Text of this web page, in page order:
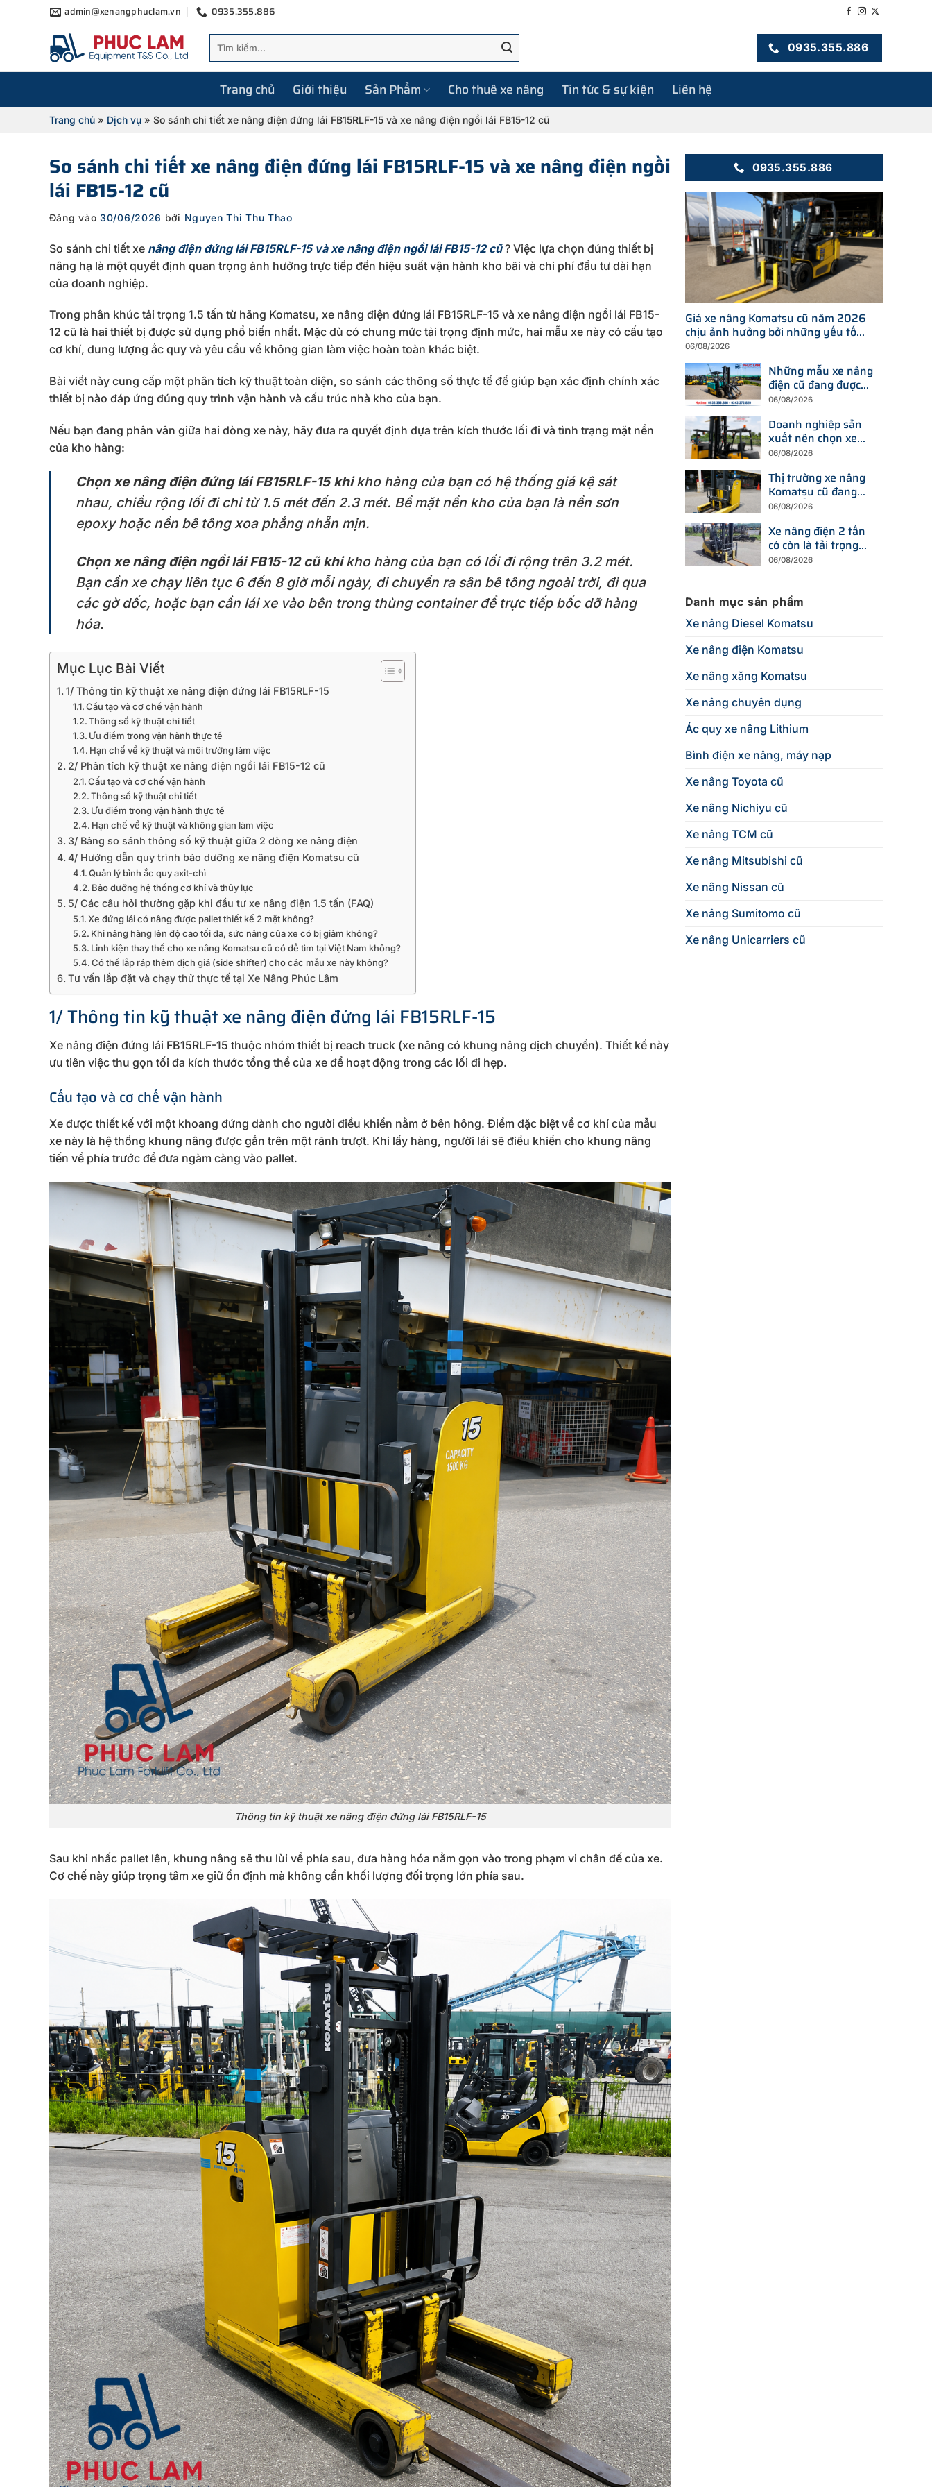
qua
admin@xenangphuclam.vn 0935.355.886
kiếm:
0935.355.886
Trang chủ Giới thiệu Sản Phẩm Cho thuê xe nâng Tin tức & sự kiện Liên hệ
Trang chủ» Dịch vụ» So sánh chi tiết xe nâng điện đứng lái FB15RLF-15 và xe nâng điện ngồi lái FB15-12 cũ
So sánh chi tiết xe nâng điện đứng lái FB15RLF-15 và xe nâng điện ngồi
lái FB15-12 cũ
Đăng vào30/06/2026 bởi Nguyen Thi Thu Thao
So sánh chi tiết xe nâng điện đứng lái FB15RLF-15 và xe nâng điện ngồi lái FB15-12 cũ? Việc lựa chọn đúng thiết bị
nâng hạ là một quyết định quan trọng ảnh hưởng trực tiếp đến hiệu suất vận hành kho bãi và chi phí đầu tư dài hạn
của doanh nghiệp.
Trong phân khúc tải trọng 1.5 tấn từ hãng Komatsu, xe nâng điện đứng lái FB15RLF-15 và xe nâng điện ngồi lái FB15-
12 cũ là hai thiết bị được sử dụng phổ biến nhất. Mặc dù có chung mức tải trọng định mức, hai mẫu xe này có cấu tạo
cơ khí, dung lượng ắc quy và yêu cầu về không gian làm việc hoàn toàn khác biệt.
Bài viết này cung cấp một phân tích kỹ thuật toàn diện, so sánh các thông số thực tế để giúp bạn xác định chính xác
thiết bị nào đáp ứng đúng quy trình vận hành và cấu trúc nhà kho của bạn.
Nếu bạn đang phân vân giữa hai dòng xe này, hãy đưa ra quyết định dựa trên kích thước lối đi và tình trạng mặt nền
của kho hàng:
Chọn xe nâng điện đứng lái FB15RLF-15 khikho hàng của bạn có hệ thống giá kệ sát
nhau, chiều rộng lối đi chỉ từ 1.5 mét đến 2.3 mét. Bề mặt nền kho của bạn là nền sơn
epoxy hoặc nền bê tông xoa phẳng nhẵn mịn.
Chọn xe nâng điện ngồi lái FB15-12 cũ khikho hàng của bạn có lối đi rộng trên 3.2 mét.
Bạn cần xe chạy liên tục 6 đến 8 giờ mỗi ngày, di chuyển ra sân bê tông ngoài trời, đi qua
các gờ dốc, hoặc bạn cần lái xe vào bên trong thùng container để trực tiếp bốc dỡ hàng
hóa.
Mục Lục Bài Viết
1/ Thông tin kỹ thuật xe nâng điện đứng lái FB15RLF-15
Cấu tạo và cơ chế vận hành
Thông số kỹ thuật chi tiết
Ưu điểm trong vận hành thực tế
Hạn chế về kỹ thuật và môi trường làm việc
2/ Phân tích kỹ thuật xe nâng điện ngồi lái FB15-12 cũ
Cấu tạo và cơ chế vận hành
Thông số kỹ thuật chi tiết
Ưu điểm trong vận hành thực tế
Hạn chế về kỹ thuật và không gian làm việc
3/ Bảng so sánh thông số kỹ thuật giữa 2 dòng xe nâng điện
4/ Hướng dẫn quy trình bảo dưỡng xe nâng điện Komatsu cũ
Quản lý bình ắc quy axit-chì
Bảo dưỡng hệ thống cơ khí và thủy lực
5/ Các câu hỏi thường gặp khi đầu tư xe nâng điện 1.5 tấn (FAQ)
Xe đứng lái có nâng được pallet thiết kế 2 mặt không?
Khi nâng hàng lên độ cao tối đa, sức nâng của xe có bị giảm không?
Linh kiện thay thế cho xe nâng Komatsu cũ có dễ tìm tại Việt Nam không?
Có thể lắp ráp thêm dịch giá (side shifter) cho các mẫu xe này không?
Tư vấn lắp đặt và chạy thử thực tế tại Xe Nâng Phúc Lâm
1/ Thông tin kỹ thuật xe nâng điện đứng lái FB15RLF-15
Xe nâng điện đứng lái FB15RLF-15 thuộc nhóm thiết bị reach truck (xe nâng có khung nâng dịch chuyển). Thiết kế này
ưu tiên việc thu gọn tối đa kích thước tổng thể của xe để hoạt động trong các lối đi hẹp.
Cấu tạo và cơ chế vận hành
Xe được thiết kế với một khoang đứng dành cho người điều khiển nằm ở bên hông. Điểm đặc biệt về cơ khí của mẫu
xe này là hệ thống khung nâng được gắn trên một rãnh trượt. Khi lấy hàng, người lái sẽ điều khiển cho khung nâng
tiến về phía trước để đưa ngàm càng vào pallet.
Thông tin kỹ thuật xe nâng điện đứng lái FB15RLF-15
Sau khi nhấc pallet lên, khung nâng sẽ thu lùi về phía sau, đưa hàng hóa nằm gọn vào trong phạm vi chân đế của xe.
Cơ chế này giúp trọng tâm xe giữ ổn định mà không cần khối lượng đối trọng lớn phía sau.
0935.355.886
Giá xe nâng Komatsu cũ năm 2026
chịu ảnh hưởng bởi những yếu tố
nào?
06/08/2026
Những mẫu xe nâng
điện cũ đang được
tìm kiếm nhiều nhất
nay
06/08/2026
Doanh nghiệp sản
xuất nên chọn xe
nâng điện hay xe
chi phí?
06/08/2026
Thị trường xe nâng
Komatsu cũ đang
thay đổi ra sao trước
thiết bị mới?
06/08/2026
Xe nâng điện 2 tấn
có còn là tải trọng
được doanh nghiệp
06/08/2026
Danh mục sản phẩm
Xe nâng Diesel Komatsu
Xe nâng điện Komatsu
Xe nâng xăng Komatsu
Xe nâng chuyên dụng
Ác quy xe nâng Lithium
Bình điện xe nâng, máy nạp
Xe nâng Toyota cũ
Xe nâng Nichiyu cũ
Xe nâng TCM cũ
Xe nâng Mitsubishi cũ
Xe nâng Nissan cũ
Xe nâng Sumitomo cũ
Xe nâng Unicarriers cũ